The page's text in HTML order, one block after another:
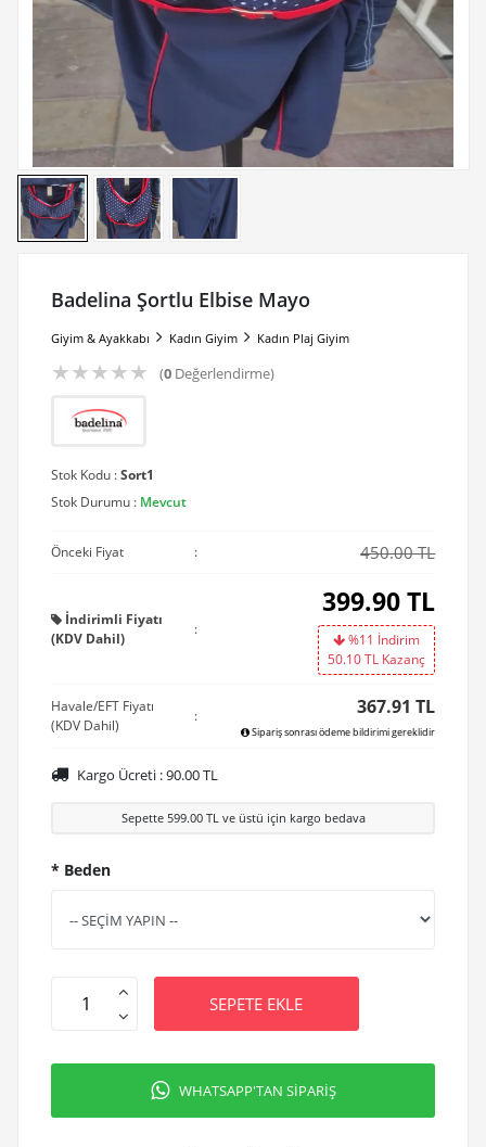
Badelina Şortlu Elbise Mayo
Giyim & Ayakkabı Kadın Giyim Kadın Plaj Giyim
★★★★★ (0Değerlendirme)
Stok Kodu :Sort1
Stok Durumu : Mevcut
Önceki Fiyat : 450.00 TL
İndirimli Fiyatı
(KDV Dahil)
:
399.90TL
%11 İndirim
50.10TL Kazanç
Havale/EFT Fiyatı
(KDV Dahil)
: 367.91 TL
Sipariş sonrası ödeme bildirimi gereklidir
Kargo Ücreti :90.00TL
Sepette 599.00TL ve üstü için kargo bedava
* Beden
SEPETE EKLE
WHATSAPP'TAN SİPARİŞ